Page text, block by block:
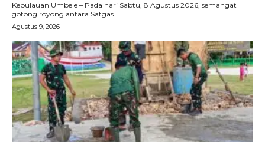
Kepulauan Umbele – Pada hari Sabtu, 8 Agustus 2026, semangat
gotong royong antara Satgas...
Agustus 9, 2026